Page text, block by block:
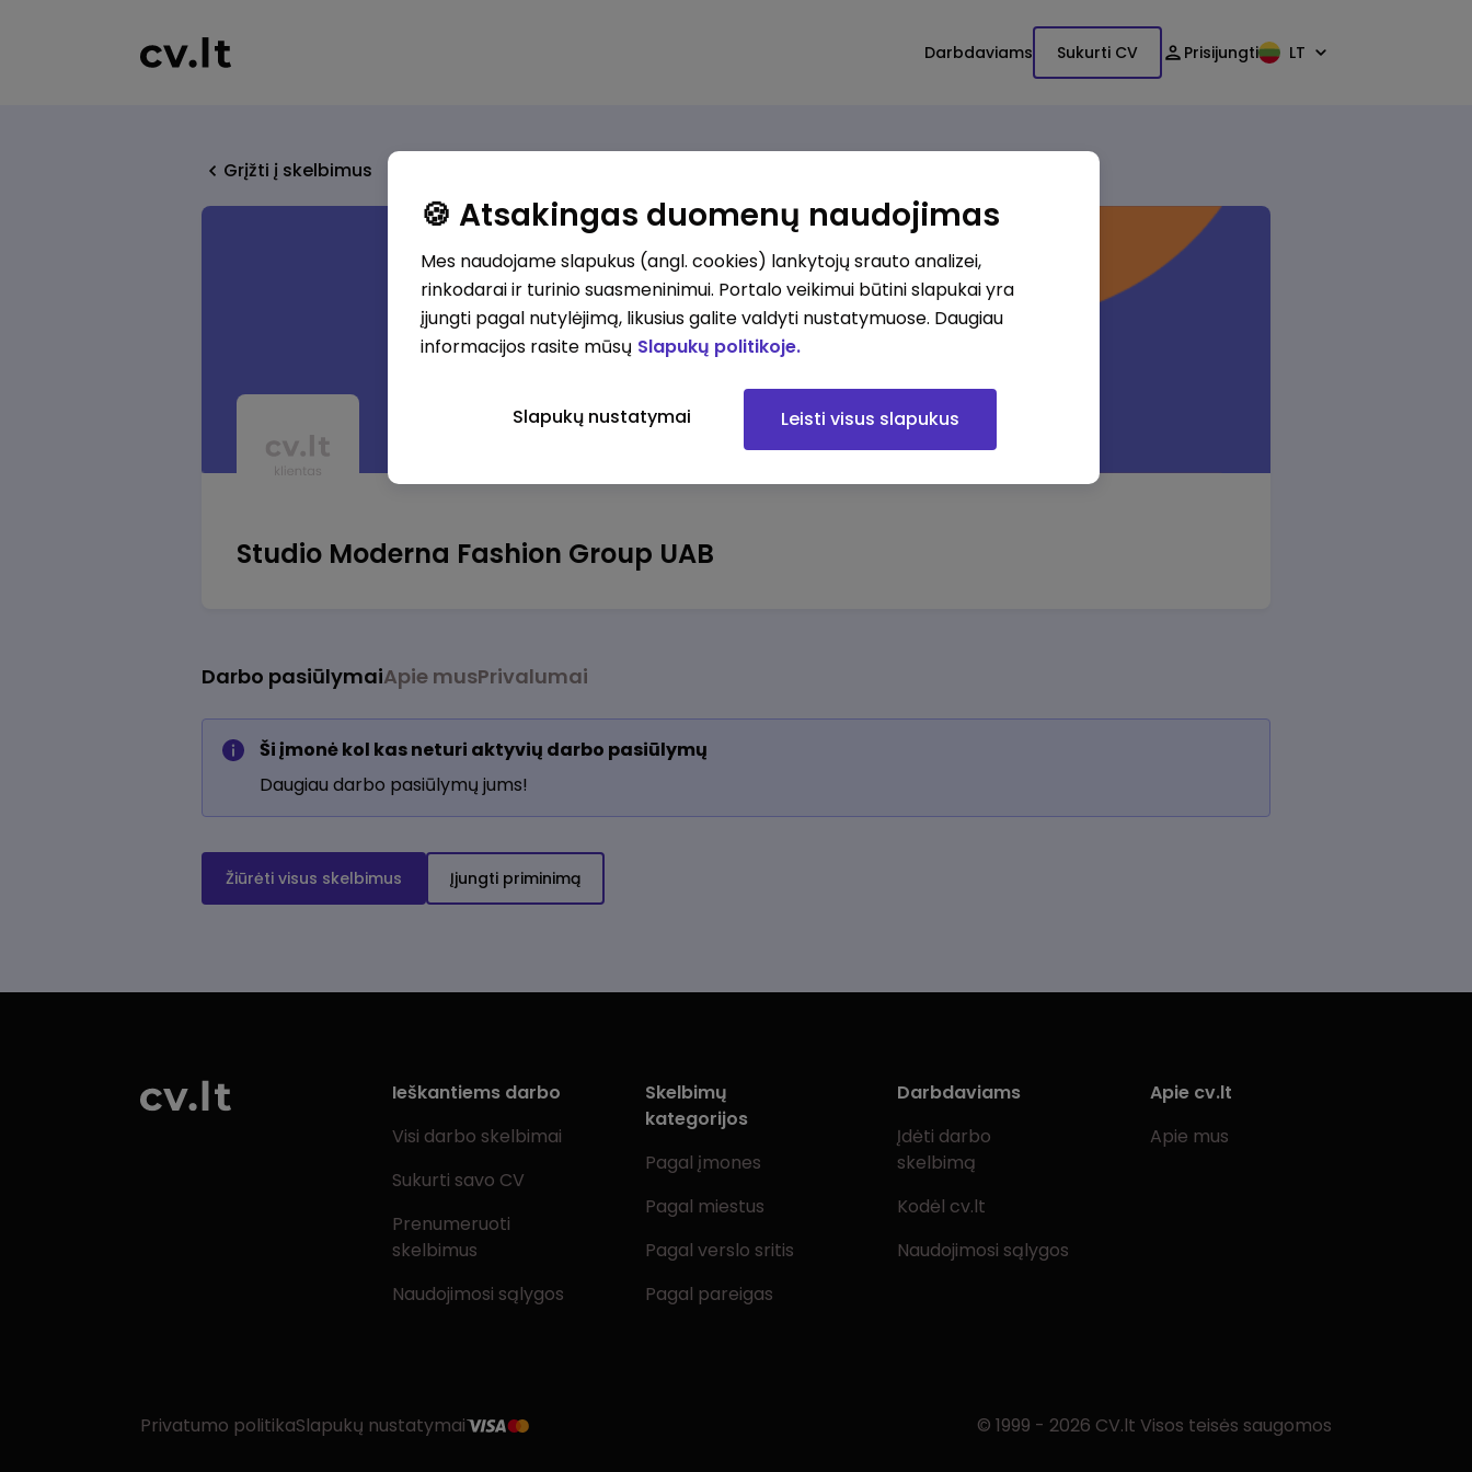
Darbdaviams Sukurti CV Prisijungti LT
Grįžti į skelbimus
Studio Moderna Fashion Group UAB
Darbo pasiūlymaiApie musPrivalumai
Ši įmonė kol kas neturi aktyvių darbo pasiūlymų
Daugiau darbo pasiūlymų jums!
Žiūrėti visus skelbimus Įjungti priminimą
Ieškantiems darbo
Visi darbo skelbimai
Sukurti savo CV
Prenumeruoti
skelbimus
Naudojimosi sąlygos
Skelbimų
kategorijos
Pagal įmones
Pagal miestus
Pagal verslo sritis
Pagal pareigas
Darbdaviams
Įdėti darbo
skelbimą
Kodėl cv.lt
Naudojimosi sąlygos
Apie cv.lt
Apie mus
Privatumo politikaSlapukų nustatymai © 1999 - 2026 CV.lt Visos teisės saugomos
🍪 Atsakingas duomenų naudojimas
Mes naudojame slapukus (angl. cookies) lankytojų srauto analizei,
rinkodarai ir turinio suasmeninimui. Portalo veikimui būtini slapukai yra
įjungti pagal nutylėjimą, likusius galite valdyti nustatymuose. Daugiau
informacijos rasite mūsų Slapukų politikoje.
Slapukų nustatymai Leisti visus slapukus